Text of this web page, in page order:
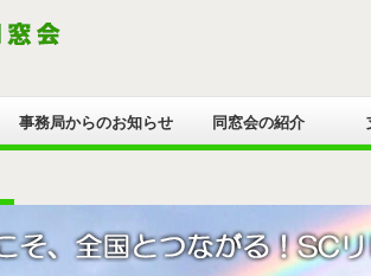
事務局からのお知らせ 同窓会の紹介